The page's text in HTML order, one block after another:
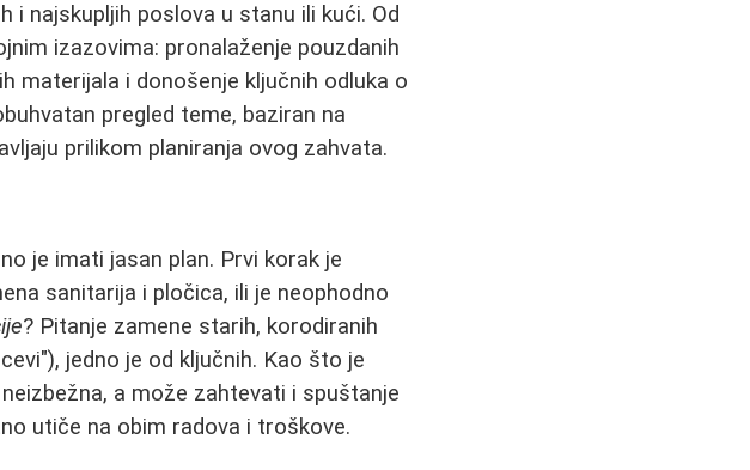
i najskupljih poslova u stanu ili kući. Od
izazovima: pronalaženje pouzdanih
materijala i donošenje ključnih odluka o
pregled teme, baziran na
prilikom planiranja ovog zahvata.
je imati jasan plan. Prvi korak je
sanitarija i pločica, ili je neophodno
? Pitanje zamene starih, korodiranih
jedno je od ključnih. Kao što je
a može zahtevati i spuštanje
utiče na obim radova i troškove.